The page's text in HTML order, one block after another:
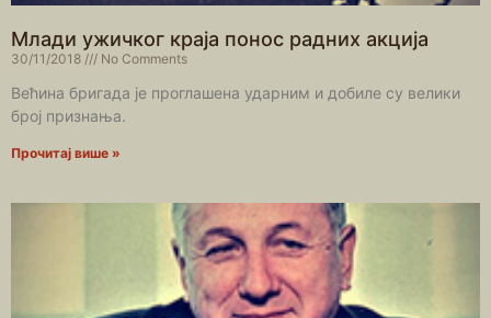
Млади ужичког краја понос радних акција
30/11/2018 No Comments
Већина бригада је проглашена ударним и добиле су велики
број признања.
Прочитај више »